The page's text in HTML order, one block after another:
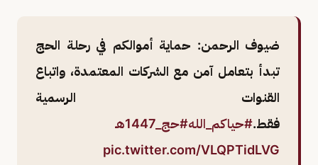
ضيوف الرحمن: حماية أموالكم في رحلة الحج
تبدأ بتعامل آمن مع الشركات المعتمدة، واتباع
القنوات الرسمية
فقط.#حياكم_الله#حج_1447هـ
pic.twitter.com/VLQPTidLVG